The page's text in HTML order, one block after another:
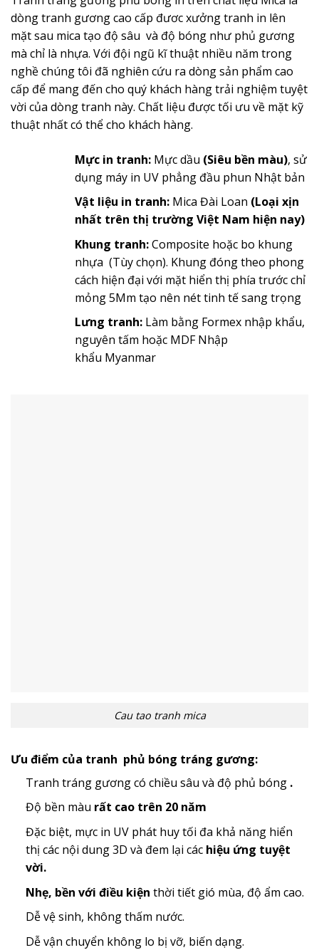
dòng tranh gương cao cấp đươc xưởng tranh in lên
mặt sau mica tạo độ sâu và độ bóng như phủ gương
mà chỉ là nhựa. Với đội ngũ kĩ thuật nhiều năm trong
nghề chúng tôi đã nghiên cứu ra dòng sản phẩm cao
cấp để mang đến cho quý khách hàng trải nghiệm tuyệt
vời của dòng tranh này. Chất liệu được tối ưu về mặt kỹ
thuật nhất có thể cho khách hàng.
Mực in tranh:Mực dầu (Siêu bền màu), sử
dụng máy in UV phẳng đầu phun Nhật bản
Vật liệu in tranh:Mica Đài Loan (Loại xịn
nhất trên thị trường Việt Nam hiện nay)
Khung tranh:Composite hoặc bo khung
nhựa (Tùy chọn). Khung đóng theo phong
cách hiện đại với mặt hiển thị phía trước chỉ
mỏng 5Mm tạo nên nét tinh tế sang trọng
Lưng tranh:Làm bằng Formex nhập khẩu,
nguyên tấm hoặc MDF Nhập
khẩu Myanmar
Cau tao tranh mica
Ưu điểm của tranh phủ bóng tráng gương:
Tranh tráng gương có chiều sâu và độ phủ bóng .
Độ bền màu rất cao trên 20 năm
Đặc biệt, mực in UV phát huy tối đa khả năng hiển
thị các nội dung 3D và đem lại các hiệu ứng tuyệt
vời.
Nhẹ, bền với điều kiện thời tiết gió mùa, độ ẩm cao.
Dễ vệ sinh, không thấm nước.
Dễ vận chuyển không lo bị vỡ, biến dạng.